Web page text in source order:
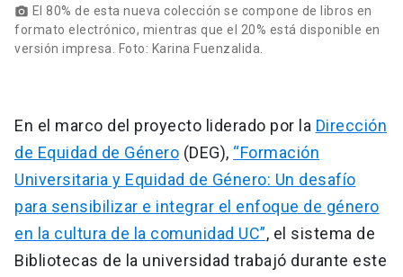
photo_camera El 80% de esta nueva colección se compone de libros en
formato electrónico, mientras que el 20% está disponible en
versión impresa. Foto: Karina Fuenzalida.
En el marco del proyecto liderado por la Dirección
de Equidad de Género (DEG), “Formación
Universitaria y Equidad de Género: Un desafío
para sensibilizar e integrar el enfoque de género
en la cultura de la comunidad UC”, el sistema de
Bibliotecas de la universidad trabajó durante este